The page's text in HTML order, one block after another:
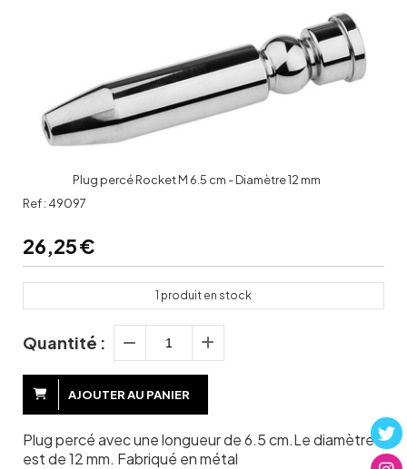
Plug percé Rocket M 6.5 cm - Diamètre 12 mm
Ref : 49097
26,25€
1 produit en stock
Quantité :
AJOUTER AU PANIER
Plug percé avec une longueur de 6.5 cm.Le diamètre
est de 12 mm. Fabriqué en métal